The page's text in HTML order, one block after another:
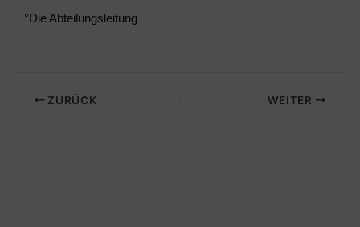
°Die Abteilungsleitung
ZURÜCK WEITER